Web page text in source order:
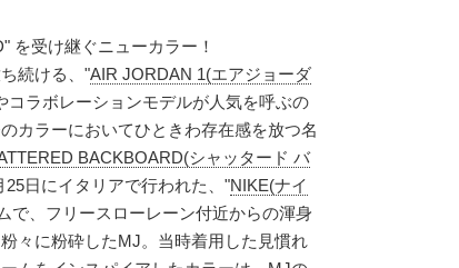
を受け継ぐニューカラー！
続ける、"AIR JORDAN 1(エアジョーダ
コラボレーションモデルが人気を呼ぶの
カラーにおいてひときわ存在感を放つ名
BACKBOARD(シャッタード バ
25日にイタリアで行われた、"NIKE(ナイ
で、フリースローレーン付近からの渾身
々に粉砕したMJ。当時着用した見慣れ